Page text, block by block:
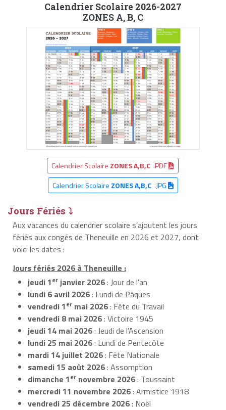
Calendrier Scolaire 2026-2027
ZONES A, B, C
Calendrier Scolaire ZONES A,B,C .PDF
Calendrier Scolaire ZONES A,B,C.JPG
Jours Fériés ⤵
Aux vacances du calendrier scolaire s’ajoutent les jours
fériés aux congés de Theneuille en 2026 et 2027, dont
voici les dates :
Jours fériés 2026 à Theneuille :
jeudi 1er janvier 2026: Jour de l'an
lundi 6 avril 2026: Lundi de Pâques
vendredi 1er mai 2026: Fête du Travail
vendredi 8 mai 2026: Victoire 1945
jeudi 14 mai 2026: Jeudi de l'Ascension
lundi 25 mai 2026: Lundi de Pentecôte
mardi 14 juillet 2026: Fête Nationale
samedi 15 août 2026: Assomption
dimanche 1er novembre 2026: Toussaint
mercredi 11 novembre 2026: Armistice 1918
vendredi 25 décembre 2026: Noël